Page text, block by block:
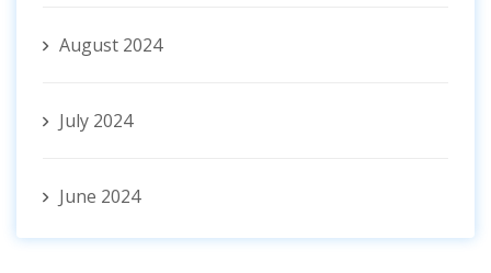
August 2024
July 2024
June 2024